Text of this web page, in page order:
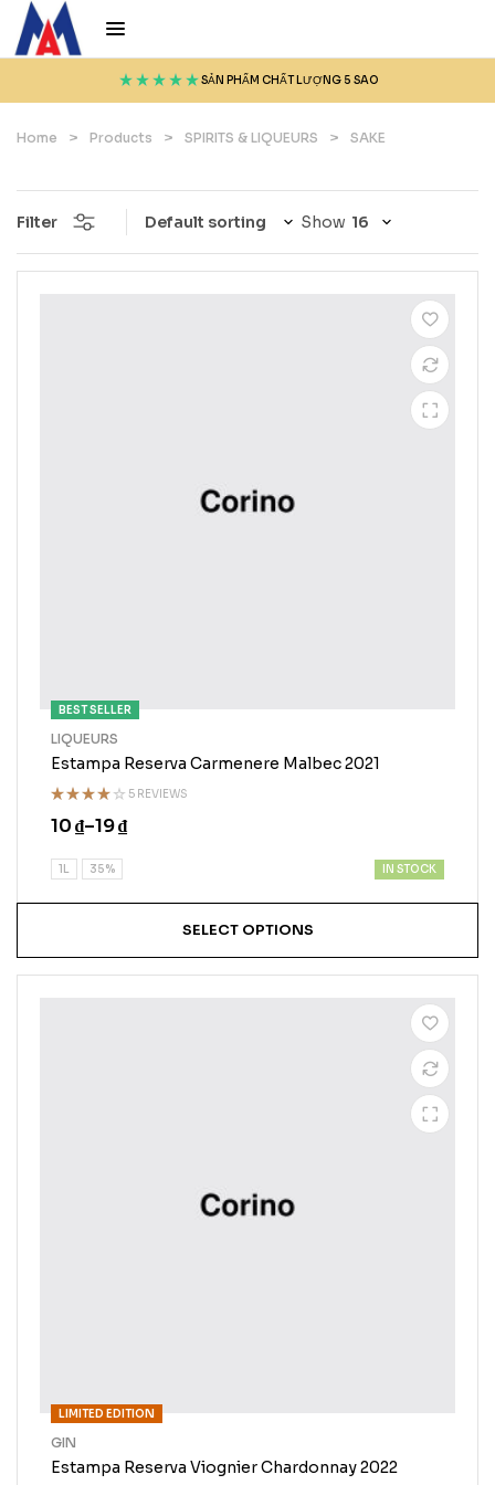
SẢN PHẨM CHẤT LƯỢNG 5 SAO
Home > Products > SPIRITS & LIQUEURS > SAKE
Filter Show
BEST SELLER
Estampa Reserva Carmenere Malbec 2021
Rated
4.00out
5 REVIEWS
LIQUEURS
10₫–19₫
1L 35% IN STOCK
SELECT OPTIONS
LIMITED EDITION
Estampa Reserva Viognier Chardonnay 2022
GIN